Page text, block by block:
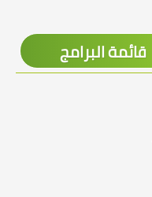
قائمة البرامج